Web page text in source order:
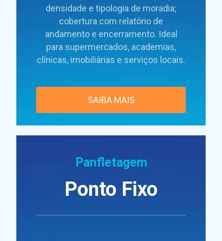
densidade e tipologia de moradia;
cobertura com relatório de
andamento e encerramento. Ideal
para supermercados, academias,
clínicas, imobiliárias e serviços locais.
SAIBA MAIS
Panfletagem
Ponto Fixo